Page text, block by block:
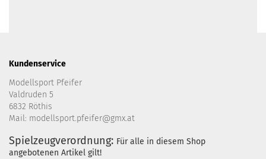
Kundenservice
Modellsport Pfeifer
Valdruden 5
6832 Röthis
Mail: modellsport.pfeifer@gmx.at
Spielzeugverordnung: Für alle in diesem Shop
angebotenen Artikel gilt!